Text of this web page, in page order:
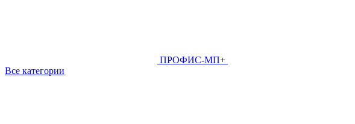
ПРОФИС-МП+
Все категории